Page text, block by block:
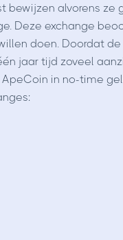
bewijzen alvorens ze
Deze exchange
doen. Doordat de
jaar tijd zoveel
ApeCoin in no-time